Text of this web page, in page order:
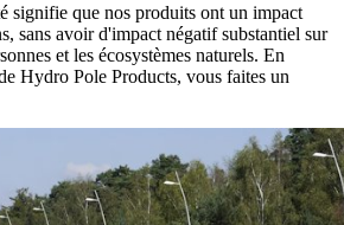
signifie que nos produits ont un impact
sans avoir d'impact négatif substantiel sur
et les écosystèmes naturels. En
Hydro Pole Products, vous faites un